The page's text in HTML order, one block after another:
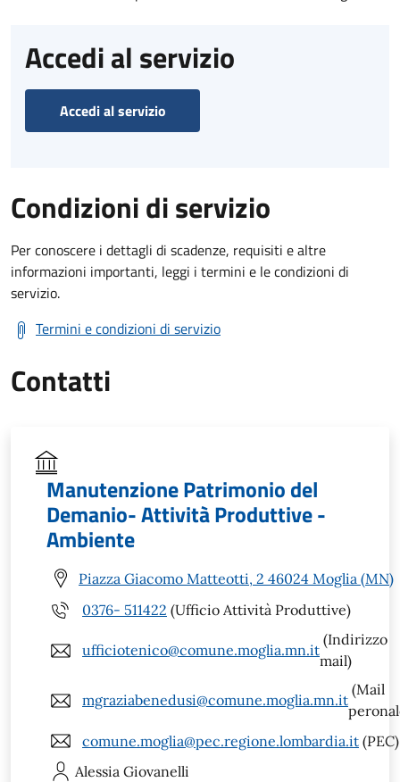
Accedi al servizio
Accedi al servizio
Condizioni di servizio
Per conoscere i dettagli di scadenze, requisiti e altre
informazioni importanti, leggi i termini e le condizioni di
servizio.
Termini e condizioni di servizio
Contatti
Manutenzione Patrimonio del
Demanio- Attività Produttive -
Ambiente
Piazza Giacomo Matteotti, 2 46024 Moglia (MN)
0376- 511422 (Ufficio Attività Produttive)
ufficiotenico@comune.moglia.mn.it
(Indirizzo
mail)
mgraziabenedusi@comune.moglia.mn.it
(Mail
comune.moglia@pec.regione.lombardia.it (PEC)
Alessia Giovanelli